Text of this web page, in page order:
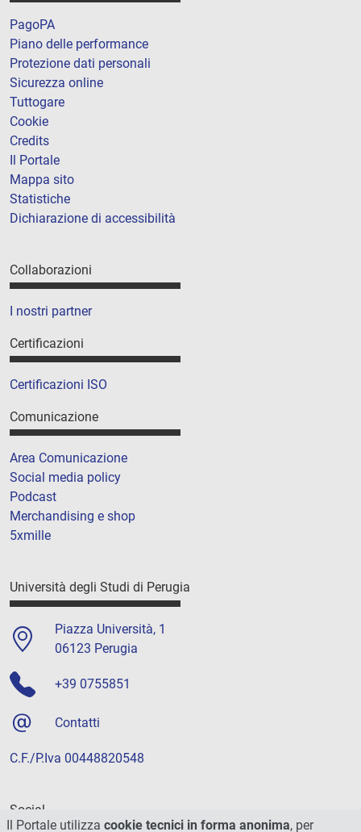
PagoPA
Piano delle performance
Protezione dati personali
Sicurezza online
Tuttogare
Cookie
Credits
Il Portale
Mappa sito
Statistiche
Dichiarazione di accessibilità
Collaborazioni
I nostri partner
Certificazioni
Certificazioni ISO
Comunicazione
Area Comunicazione
Social media policy
Podcast
Merchandising e shop
5xmille
Università degli Studi di Perugia
Piazza Università, 1
06123 Perugia
+39 0755851
Contatti
C.F./P.Iva 00448820548
Social
Il Portale utilizza cookie tecnici in forma anonima, per